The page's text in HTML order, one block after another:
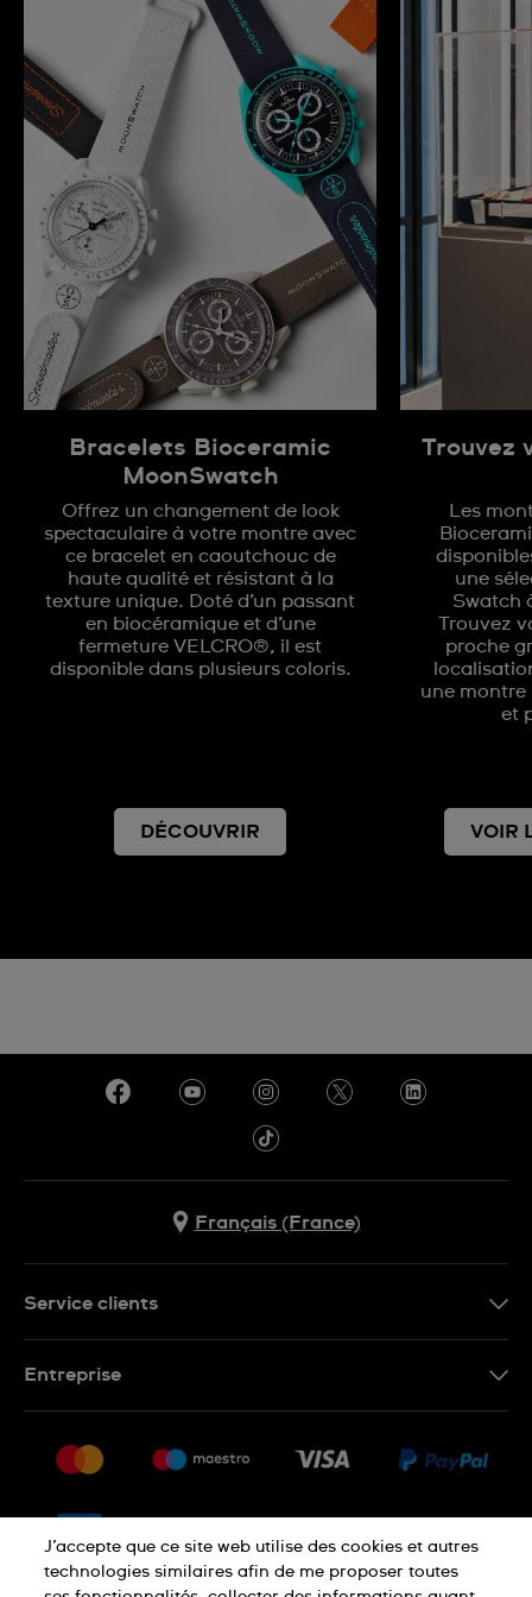
Bracelets Bioceramic
MoonSwatch
Offrez un changement de look
spectaculaire à votre montre avec
ce bracelet en caoutchouc de
haute qualité et résistant à la
texture unique. Doté d’un passant
en biocéramique et d’une
fermeture VELCRO®, il est
disponible dans plusieurs coloris.
DÉCOUVRIR
Trouvez
Les
une
Swatch
Trouvez
proche
une montre
et
VOIR
Français (France)
Service clients
Retour
CGV
Droit de rétractation
Entreprise
Nous rejoindre
J’accepte que ce site web utilise des cookies et autres
technologies similaires afin de me proposer toutes